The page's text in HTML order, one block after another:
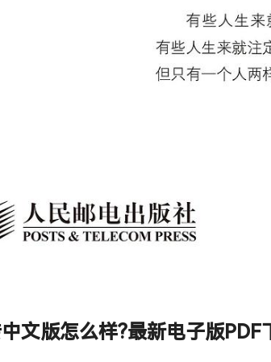
文版怎么样?最新电子版PDF